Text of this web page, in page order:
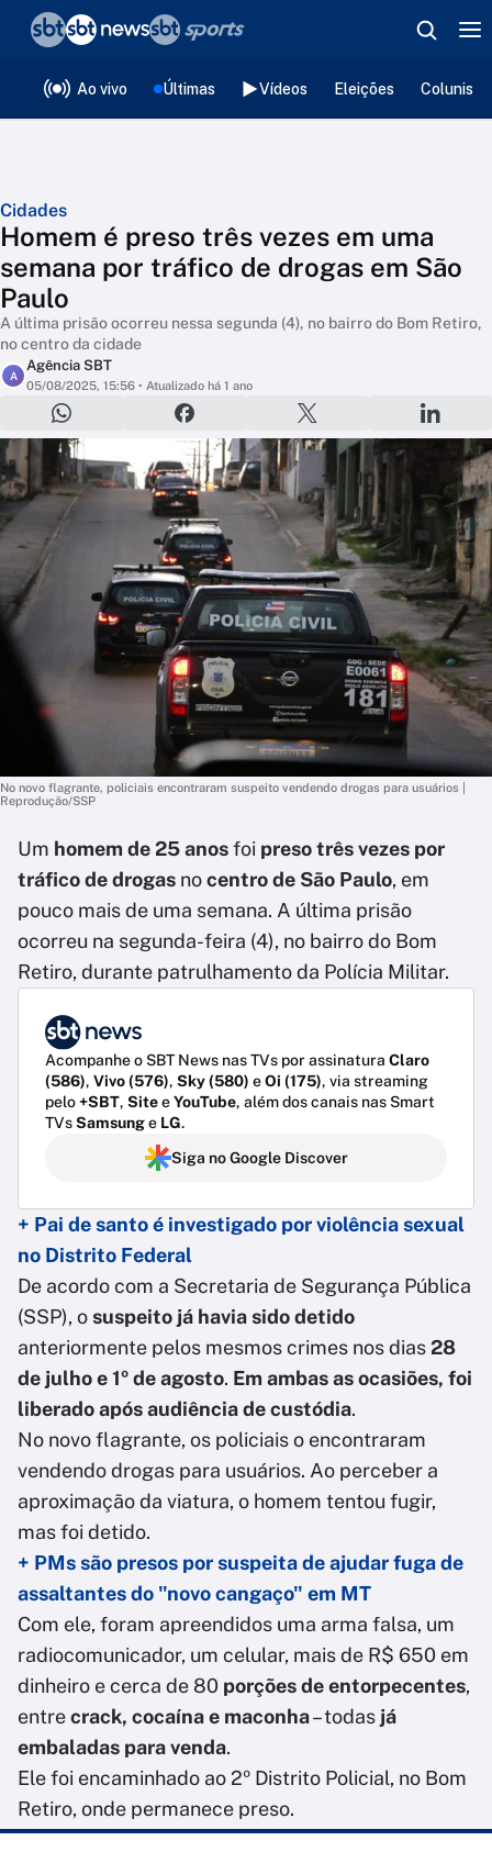
Ao vivo Últimas Vídeos Eleições
Cidades
Homem é preso três vezes em uma
semana por tráfico de drogas em São
Paulo
A última prisão ocorreu nessa segunda (4), no bairro do Bom Retiro,
no centro da cidade
A
Agência SBT
05/08/2025, 15:56 • Atualizado há 1 ano
No novo flagrante, policiais encontraram suspeito vendendo drogas para usuários |
Reprodução/SSP
Um homem de 25 anosfoi preso três vezes por
tráfico de drogas nocentro de São Paulo, em
pouco mais de uma semana. A última prisão
ocorreu na segunda-feira (4), no bairro do Bom
Retiro, durante patrulhamento da Polícia Militar.
Acompanhe o SBT News nas TVs por assinatura Claro
(586), Vivo (576), Sky (580) eOi (175), via streaming
pelo+SBT, SiteeYouTube, além dos canais nas Smart
TVsSamsunge LG.
Siga no Google Discover
+ Pai de santo é investigado por violência sexual
no Distrito Federal
De acordo com a Secretaria de Segurança Pública
(SSP), osuspeito já havia sido detido
anteriormente pelos mesmos crimes nos dias28
de julho e 1º de agosto. Em ambas as ocasiões, foi
liberado após audiência de custódia.
No novo flagrante, os policiais o encontraram
vendendo drogas para usuários. Ao perceber a
aproximação da viatura, o homem tentou fugir,
mas foi detido.
+ PMs são presos por suspeita de ajudar fuga de
assaltantes do "novo cangaço" em MT
Com ele, foram apreendidos uma arma falsa, um
radiocomunicador, um celular, mais de R$ 650 em
dinheiro e cerca de 80 porções de entorpecentes,
entrecrack, cocaína e maconha– todas já
embaladas para venda.
Ele foi encaminhado ao 2º Distrito Policial, no Bom
Retiro, onde permanece preso.
❮voltar
Editorias